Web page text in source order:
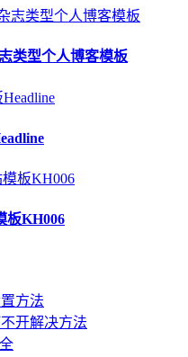
类型个人博客模板
板KH006
方法
开解决方法